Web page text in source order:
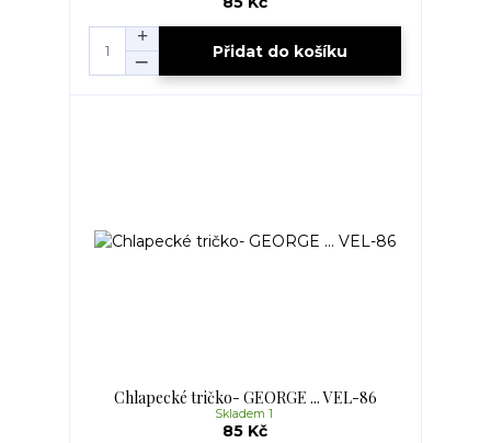
Přidat do košíku
Chlapecké tričko- GEORGE ... VEL-86
85 Kč
Skladem 1